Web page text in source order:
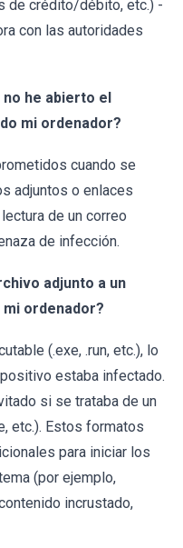
de crédito/débito, etc.) -
con las autoridades
he abierto el
mi ordenador?
cuando se
adjuntos o enlaces
de un correo
de infección.
adjunto a un
ordenador?
(.exe, .run, etc.), lo
estaba infectado.
si se trataba de un
etc.). Estos formatos
para iniciar los
(por ejemplo,
incrustado,